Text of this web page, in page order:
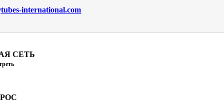
international.com
СЕТЬ